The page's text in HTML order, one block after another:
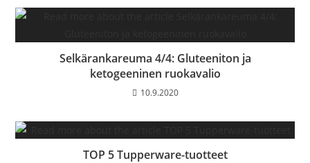
Selkärankareuma 4/4: Gluteeniton ja
ketogeeninen ruokavalio
10.9.2020
TOP 5 Tupperware-tuotteet